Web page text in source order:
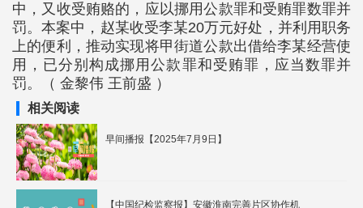
中，又收受贿赂的，应以挪用公款罪和受贿罪数罪并
罚。本案中，赵某收受李某20万元好处，并利用职务
上的便利，推动实现将甲街道公款出借给李某经营使
用，已分别构成挪用公款罪和受贿罪，应当数罪并
罚。（ 金黎伟 王前盛 ）
相关阅读
早间播报【2025年7月9日】
【中国纪检监察报】安徽淮南完善片区协作机